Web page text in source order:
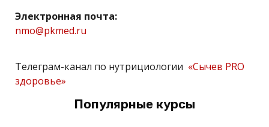
Электронная почта:
nmo@pkmed.ru
Телеграм-канал по нутрициологии «Сычев PRO
здоровье»
Популярные курсы